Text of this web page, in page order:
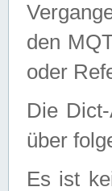
den
oder
Die
über
Es ist